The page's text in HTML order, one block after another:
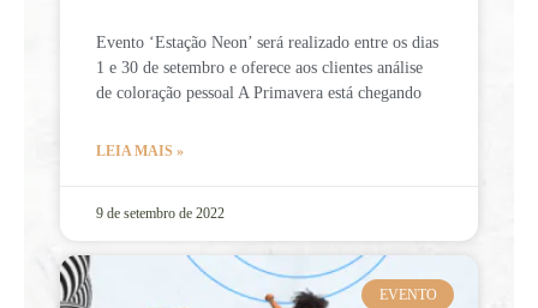
Evento ‘Estação Neon’ será realizado entre os dias
1 e 30 de setembro e oferece aos clientes análise
de coloração pessoal A Primavera está chegando
LEIA MAIS »
9 de setembro de 2022
EVENTO